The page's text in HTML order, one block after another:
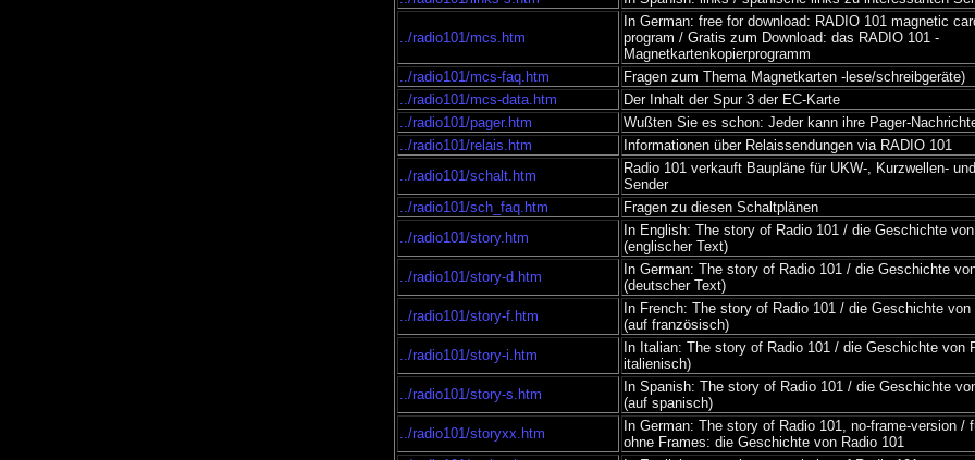
../radio101/mcs.htm
In German: free for download: RADIO 101 magnetic
program / Gratis zum Download: das RADIO 101 -
Magnetkartenkopierprogramm
../radio101/mcs-faq.htm
Fragen zum Thema Magnetkarten -lese/schreibgeräte)
../radio101/mcs-data.htm
Der Inhalt der Spur 3 der EC-Karte
../radio101/pager.htm
Wußten Sie es schon: Jeder kann ihre Pager-
../radio101/relais.htm
Informationen über Relaissendungen via RADIO 101
../radio101/schalt.htm
Radio 101 verkauft Baupläne für UKW-, Kurzwellen-
Sender
../radio101/sch_faq.htm
Fragen zu diesen Schaltplänen
../radio101/story.htm
In English: The story of Radio 101 / die Geschichte
(englischer Text)
../radio101/story-d.htm
In German: The story of Radio 101 / die Geschichte
(deutscher Text)
../radio101/story-f.htm
In French: The story of Radio 101 / die Geschichte von
(auf französisch)
../radio101/story-i.htm
In Italian: The story of Radio 101 / die Geschichte von
italienisch)
../radio101/story-s.htm
In Spanish: The story of Radio 101 / die Geschichte
(auf spanisch)
../radio101/storyxx.htm
In German: The story of Radio 101, no-frame-version /
ohne Frames: die Geschichte von Radio 101